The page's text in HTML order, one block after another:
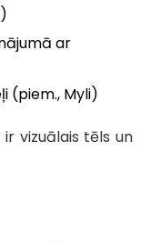
ar
(piem., Myli)
ir vizuālais tēls un